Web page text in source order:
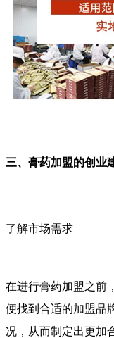
三、膏药加盟的创业
了解市场需求
在进行膏药加盟之前
便找到合适的加盟品
况，从而制定出更加